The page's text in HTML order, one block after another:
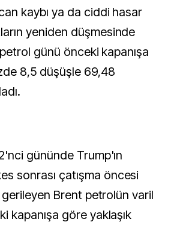
kaybı ya da ciddi hasar
yeniden düşmesinde
günü önceki kapanışa
8,5 düşüşle 69,48
gününde Trump'ın
sonrası çatışma öncesi
gerileyen Brent petrolün varil
kapanışa göre yaklaşık